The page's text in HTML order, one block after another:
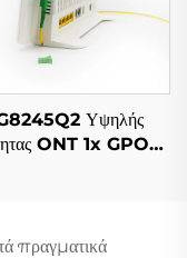
Υψηλής
ONT 1x GPON,
πραγματικά